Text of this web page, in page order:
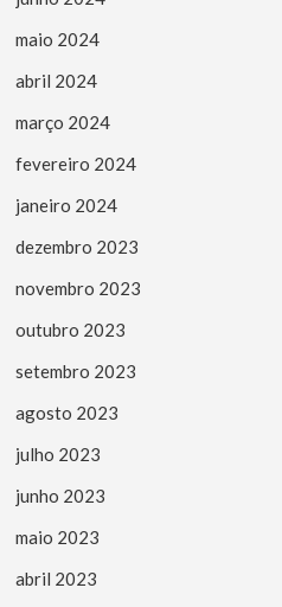
maio 2024
abril 2024
março 2024
fevereiro 2024
janeiro 2024
dezembro 2023
novembro 2023
outubro 2023
setembro 2023
agosto 2023
julho 2023
junho 2023
maio 2023
abril 2023